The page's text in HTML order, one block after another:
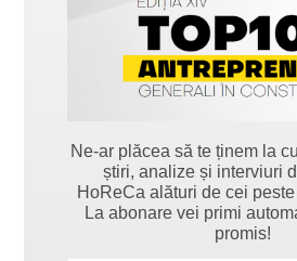
Ne-ar plăcea să te ținem la
știri, analize și interviuri
HoReCa alături de cei
La abonare vei primi
promis!